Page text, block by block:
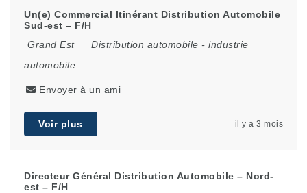
Un(e) Commercial Itinérant Distribution Automobile
Sud-est – F/H
Grand Est
Distribution automobile - industrie
automobile
Envoyer à un ami
Voir plus il y a 3 mois
Directeur Général Distribution Automobile – Nord-
est – F/H